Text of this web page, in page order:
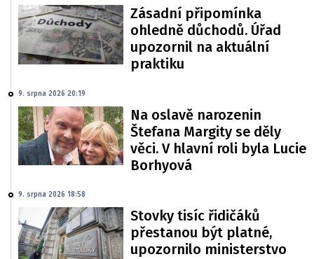
Zásadní připomínka
ohledně důchodů. Úřad
upozornil na aktuální
praktiku
9. srpna 2026 20:19
Na oslavě narozenin
Štefana Margity se děly
věci. V hlavní roli byla Lucie
Borhyová
9. srpna 2026 18:58
Stovky tisíc řidičáků
přestanou být platné,
upozornilo ministerstvo